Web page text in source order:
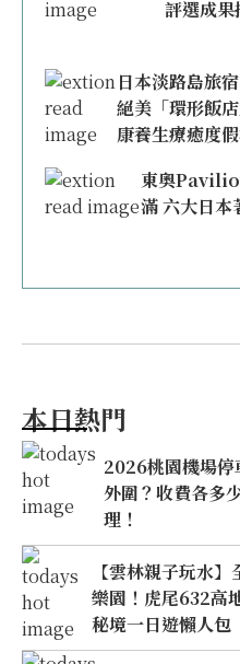
評選成果
日本淡路島旅
絕美「環形飯
康養生療癒度
東奧
滿 六大日本
本日熱門
2026桃園機場停
外圍？收費各多
理！
【雲林親子玩水
樂園！虎尾632高
秘境一日遊懶人包